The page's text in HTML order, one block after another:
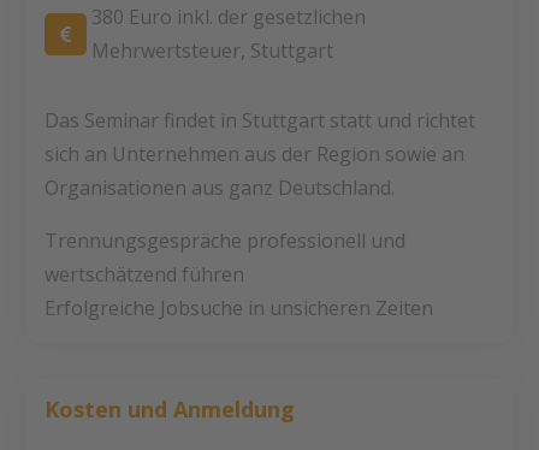

380 Euro inkl. der gesetzlichen
Mehrwertsteuer, Stuttgart
Das Seminar findet in Stuttgart statt und richtet
sich an Unternehmen aus der Region sowie an
Organisationen aus ganz Deutschland.
Trennungsgespräche professionell und
wertschätzend führen
Erfolgreiche Jobsuche in unsicheren Zeiten
Kosten und Anmeldung